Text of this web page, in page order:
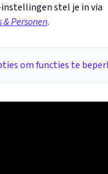
stel je in via
Personen.